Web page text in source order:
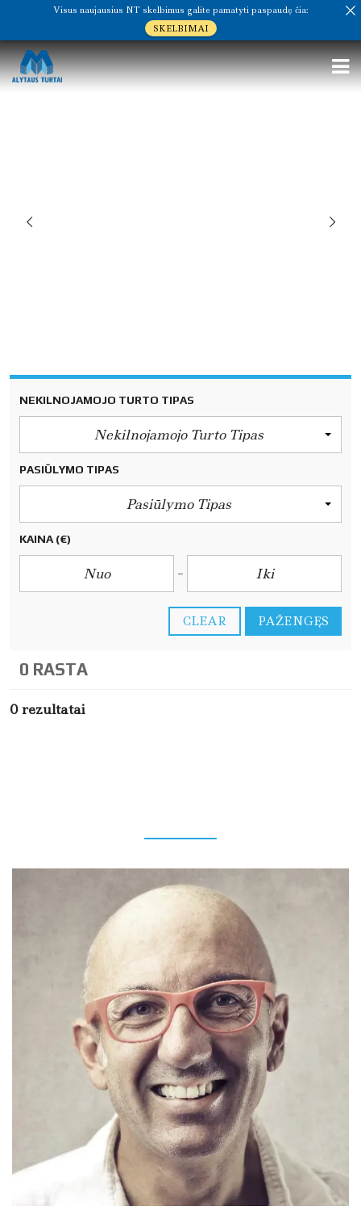
NEKILNOJAMOJO TURTO TIPAS
Nekilnojamojo Turto Tipas
PASIŪLYMO TIPAS
Pasiūlymo Tipas
KAINA (€)
CLEAR PAŽENGĘS
0 RASTA
0 rezultatai
Visus naujausius NT skelbimus galite pamatyti paspaudę čia:
SKELBIMAI